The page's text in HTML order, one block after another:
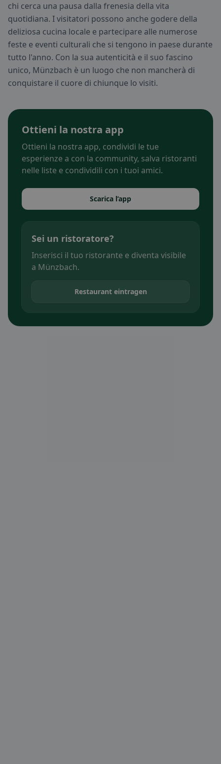
chi cerca una pausa dalla frenesia della vita
quotidiana. I visitatori possono anche godere della
deliziosa cucina locale e partecipare alle numerose
feste e eventi culturali che si tengono in paese durante
tutto l'anno. Con la sua autenticità e il suo fascino
unico, Münzbach è un luogo che non mancherà di
conquistare il cuore di chiunque lo visiti.
Ottieni la nostra app
Ottieni la nostra app, condividi le tue
esperienze a con la community, salva ristoranti
nelle liste e condividili con i tuoi amici.
Scarica l’app
Sei un ristoratore?
Inserisci il tuo ristorante e diventa visibile
a Münzbach.
Restaurant eintragen